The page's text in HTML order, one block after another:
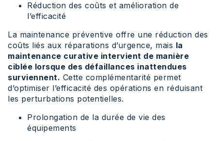
Réduction des coûts et amélioration de
l’efficacité
La maintenance préventive offre une réduction des
coûts liés aux réparations d’urgence, mais la
maintenance curative intervient de manière
ciblée lorsque des défaillances inattendues
surviennent. Cette complémentarité permet
d’optimiser l’efficacité des opérations en réduisant
les perturbations potentielles.
Prolongation de la durée de vie des
équipements